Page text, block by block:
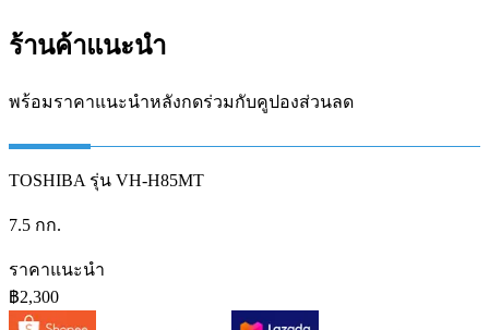
ร้านค้าแนะนำ
พร้อมราคาแนะนำหลังกดร่วมกับคูปองส่วนลด
TOSHIBA รุ่น VH-H85MT
7.5 กก.
ราคาแนะนำ
฿2,300